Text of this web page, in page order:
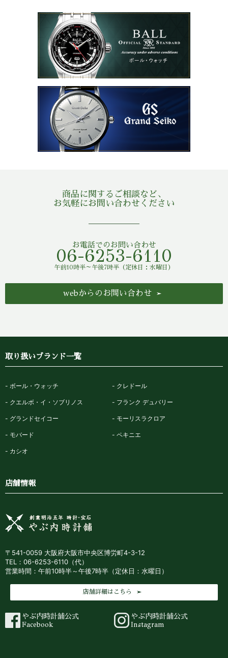
商品に関するご相談など、
お気軽にお問い合わせください
お電話でのお問い合わせ
06-6253-6110
午前10時半～午後7時半（定休日：水曜日）
webからのお問い合わせ
取り扱いブランド一覧
ボール・ウォッチ クレドール
クエルボ・イ・ソブリノス フランク デュバリー
グランドセイコー モーリスラクロア
モバード ペキニエ
カシオ
店舗情報
〒541-0059 大阪府大阪市中央区博労町4-3-12
TEL：06-6253-6110（代）
営業時間：午前10時半～午後7時半（定休日：水曜日）
店舗詳細はこちら
やぶ内時計舗公式
Facebook
やぶ内時計舗公式
Instagram